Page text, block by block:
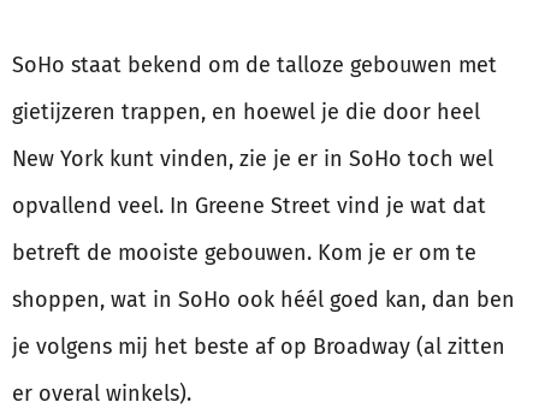
SoHo staat bekend om de talloze gebouwen met
gietijzeren trappen, en hoewel je die door heel
New York kunt vinden, zie je er in SoHo toch wel
opvallend veel. In Greene Street vind je wat dat
betreft de mooiste gebouwen. Kom je er om te
shoppen, wat in SoHo ook héél goed kan, dan ben
je volgens mij het beste af op Broadway (al zitten
er overal winkels).